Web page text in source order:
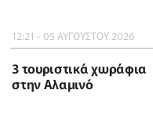
12:21 - 05 ΑΥΓΟΥΣΤΟΥ 2026
3 τουριστικά χωράφια
στην Αλαμινό